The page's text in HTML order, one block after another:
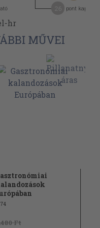
pont kapható
MŰVEI
Ft